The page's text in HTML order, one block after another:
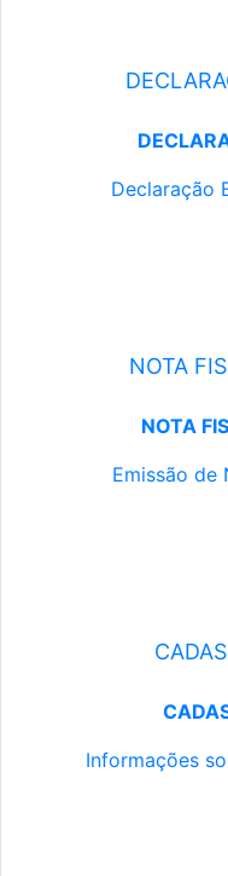
Declaração
NOTA
NOTA
Emissão de
Informações